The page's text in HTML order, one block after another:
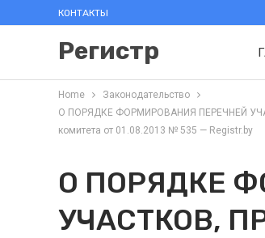
КОНТАКТЫ
Регистр
Home
Законодательство
О ПОРЯДКЕ ФОРМИРОВАНИЯ ПЕРЕЧНЕЙ
комитета от 01.08.2013 № 535 — Registr.by
О ПОРЯДКЕ
УЧАСТКОВ,